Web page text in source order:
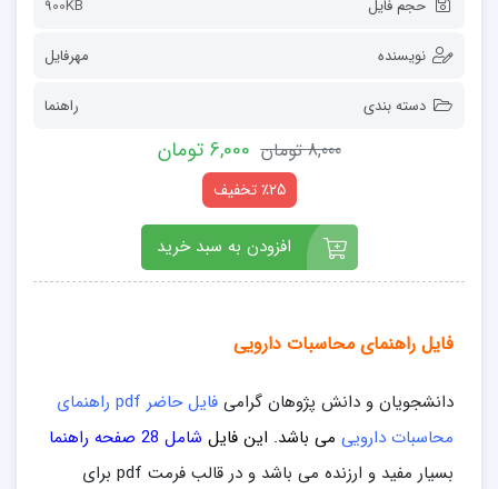
حجم فایل 900KB
نویسنده مهرفایل
دسته بندی راهنما
8,000 تومان 6,000 تومان
٪25 تخفیف
افزودن به سبد خرید
فایل راهنمای محاسبات دارویی
دانشجویان و دانش پژوهان گرامی
فایل حاضر pdf راهنمای
محاسبات دارویی می باشد. این فایل شامل 28 صفحه راهنما
بسیار مفید و ارزنده می باشد و در قالب فرمت pdf
برای